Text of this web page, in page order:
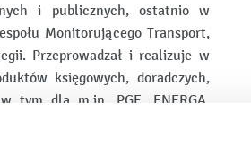
i publicznych, ostatnio w
Monitorującego Transport,
Przeprowadzał i realizuje w
księgowych, doradczych,
tym dla m.in. PGE, ENERGA,
PGE Dystrybucja, Tauron,
KPRM, KAS. Współpracował